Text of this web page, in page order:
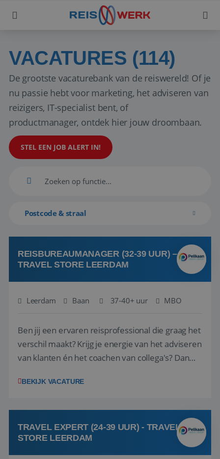
VACATURES (114)
De grootste vacaturebank van de reiswereld! Of je
nu passie hebt voor marketing, het adviseren van
reizigers, IT-specialist bent, of
productmanager, ontdek hier jouw droombaan.
STEL EEN JOB ALERT IN!
Postcode & straal
REISBUREAUMANAGER (32-39 UUR) –
TRAVEL STORE LEERDAM
Leerdam Baan 37-40+ uur MBO
Ben jij een ervaren reisprofessional die graag het
verschil maakt? Krijg je energie van het adviseren
van klanten én het coachen van collega's? Dan
(onderdeel van Pelikaan Travel Group) zoeken
team het reisbureau verder...
BEKIJK VACATURE
TRAVEL EXPERT (24-39 UUR) - TRAVEL
STORE LEERDAM